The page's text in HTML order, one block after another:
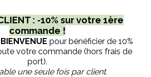
: -10% sur votre 1ère
commande !
BIENVENUE pour bénéficier de 10%
votre commande (hors frais de
port).
une seule fois par client.